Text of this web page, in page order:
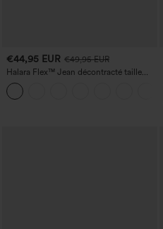
€44,95 EUR €49,95 EUR
Halara Flex™ Jean décontracté taille
haute, jambe droite, délavé, avec poches